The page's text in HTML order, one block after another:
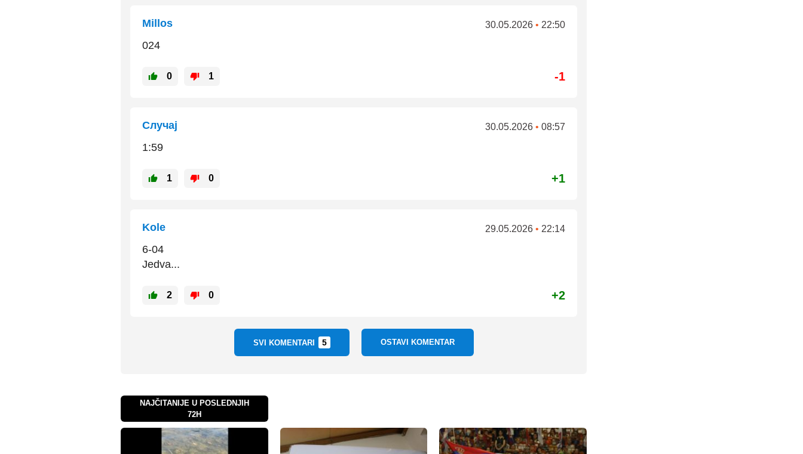
Millos 30.05.2026 • 22:50
024
0 1 -1
Случај 30.05.2026 • 08:57
1:59
1 0 +1
Kole 29.05.2026 • 22:14
6-04
Jedva...
2 0 +2
SVI KOMENTARI 5 OSTAVI KOMENTAR
NAJČITANIJE U POSLEDNJIH
72H